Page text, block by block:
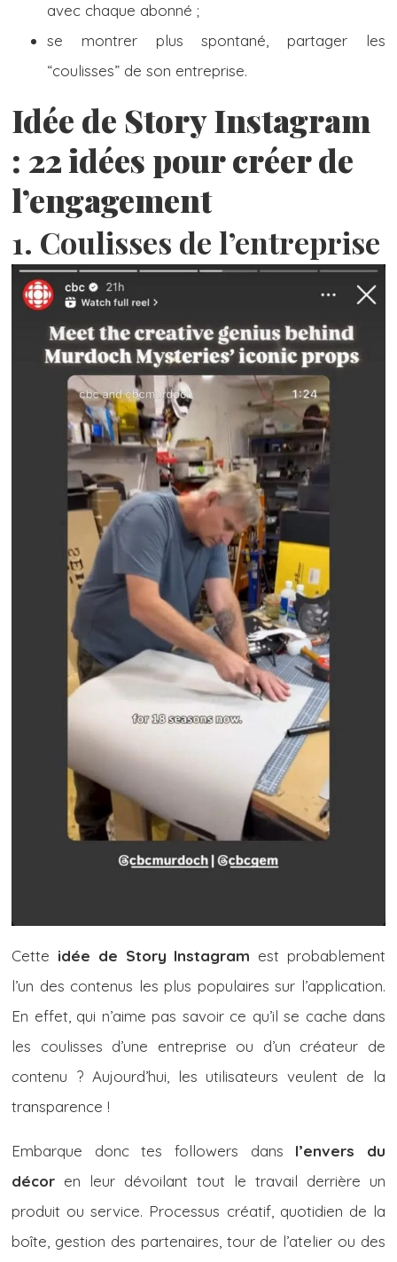
avec chaque abonné ;
se montrer plus spontané, partager les
“coulisses” de son entreprise.
Idée de Story Instagram
: 22 idées pour créer de
l’engagement
1. Coulisses de l’entreprise
Cette idée de Story Instagram est probablement
l’un des contenus les plus populaires sur l’application.
En effet, qui n’aime pas savoir ce qu’il se cache dans
les coulisses d’une entreprise ou d’un créateur de
contenu ? Aujourd’hui, les utilisateurs veulent de la
transparence !
Embarque donc tes followers dans l’envers du
décor en leur dévoilant tout le travail derrière un
produit ou service. Processus créatif, quotidien de la
boîte, gestion des partenaires, tour de l’atelier ou des